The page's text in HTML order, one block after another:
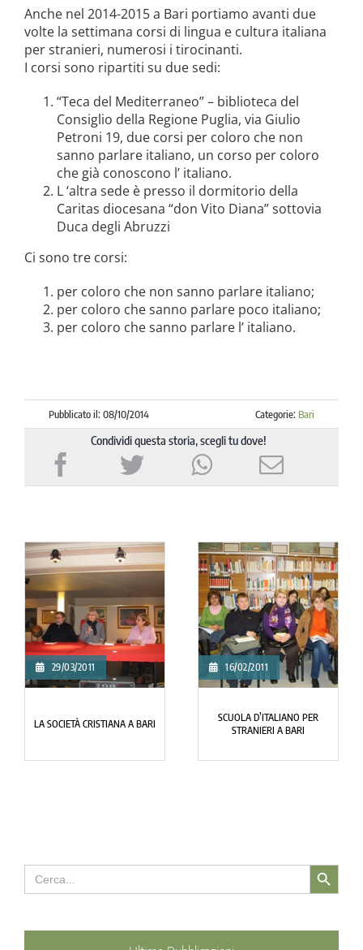
notizie
Anche nel 2014-2015 a Bari portiamo avanti due
volte la settimana corsi di lingua e cultura italiana
per stranieri, numerosi i tirocinanti.
I corsi sono ripartiti su due sedi:
“Teca del Mediterraneo” – biblioteca del
Consiglio della Regione Puglia, via Giulio
Petroni 19, due corsi per coloro che non
sanno parlare italiano, un corso per coloro
che già conoscono l’ italiano.
L ‘altra sede è presso il dormitorio della
Caritas diocesana “don Vito Diana” sottovia
Duca degli Abruzzi
Ci sono tre corsi:
per coloro che non sanno parlare italiano;
per coloro che sanno parlare poco italiano;
per coloro che sanno parlare l’ italiano.
Pubblicato il: 08/10/2014 Categorie: Bari
Condividi questa storia, scegli tu dove!
29/03/2011
LA SOCIETÀ CRISTIANA A BARI
16/02/2011
SCUOLA D’ITALIANO PER
STRANIERI A BARI
Search
for:
Search Button